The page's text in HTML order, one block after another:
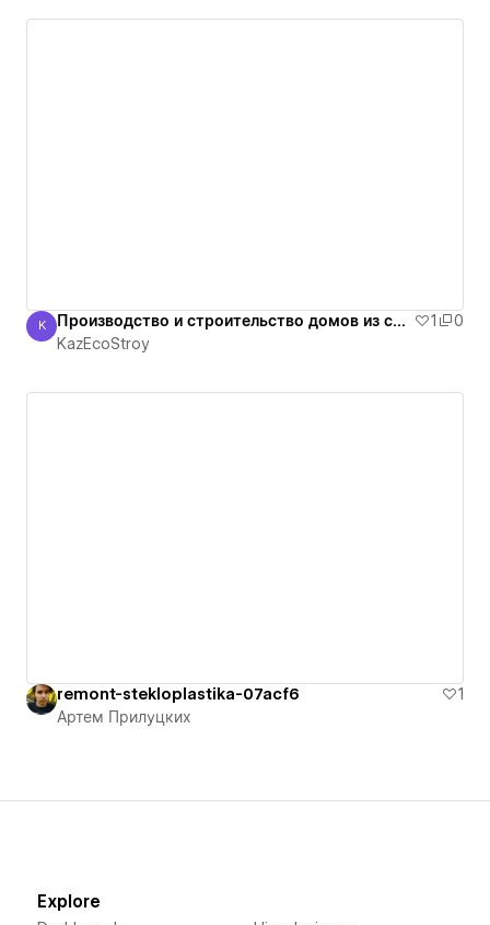
KazEcoStroy
K Производство и строительство домов из сип панелей в Алматы. +7 705 3333503 1
0
KazEcoStroy
remont-stekloplastika-07acf6
1
Артем Прилуцких
Explore